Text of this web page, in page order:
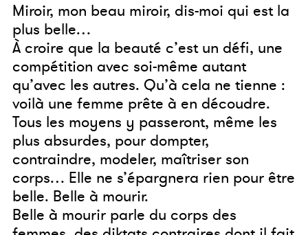
Miroir, mon beau miroir, dis-moi qui est la
plus belle…
À croire que la beauté c’est un défi, une
compétition avec soi-même autant
qu’avec les autres. Qu’à cela ne tienne :
voilà une femme prête à en découdre.
Tous les moyens y passeront, même les
plus absurdes, pour dompter,
contraindre, modeler, maîtriser son
corps… Elle ne s’épargnera rien pour être
belle. Belle à mourir.
Belle à mourir parle du corps des